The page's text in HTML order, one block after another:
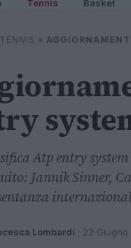
Tennis Basket
TENNIS »
Atp entry
Jannik Sinner,
Lombardi · 22 Giugno